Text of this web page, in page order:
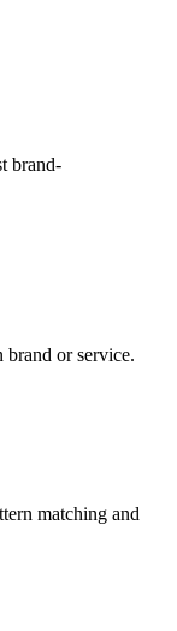
brand-
brand or service.
matching and